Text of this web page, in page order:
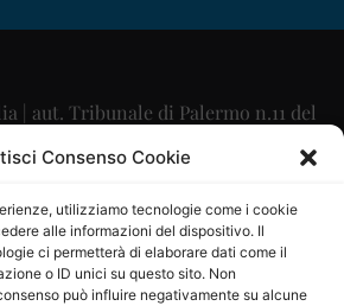
Consenso Cookie
utilizziamo tecnologie come i cookie
alle informazioni del dispositivo. Il
ci permetterà di elaborare dati come il
o ID unici su questo sito. Non
può influire negativamente su alcune
| aut. Tribunale di Palermo n.11 del
29/09/2015
Maurizio Scaglione
Maria Calabrese